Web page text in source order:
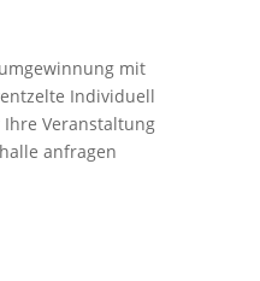
mit
Individuell
Veranstaltung
anfragen